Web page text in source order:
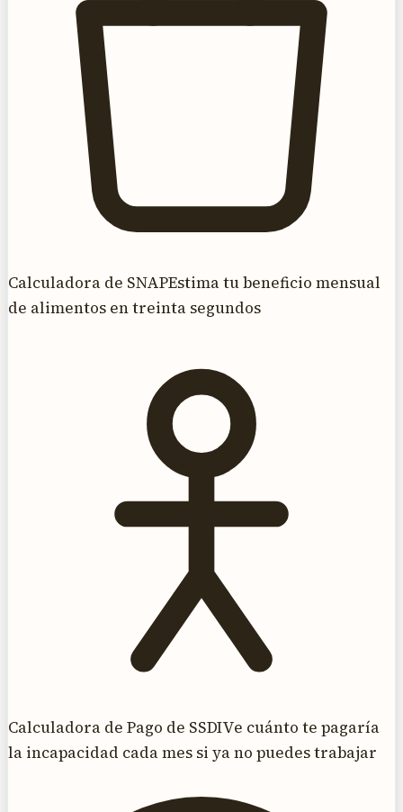
Calculadora de SNAPEstima tu beneficio mensual
de alimentos en treinta segundos
Calculadora de Pago de SSDIVe cuánto te pagaría
la incapacidad cada mes si ya no puedes trabajar